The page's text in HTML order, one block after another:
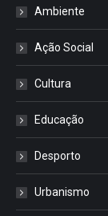
Ambiente
Ação Social
Cultura
Educação
Desporto
Urbanismo